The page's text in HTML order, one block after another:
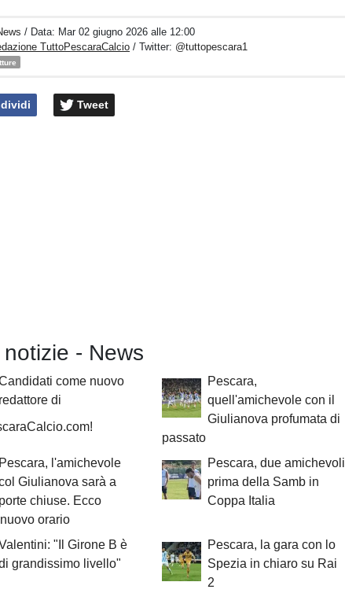
/ Data: Mar 02 giugno 2026 alle 12:00
TuttoPescaraCalcio / Twitter: @tuttopescara1
Tweet
- News
come nuovo
redattore di
Pescara,
quell'amichevole con il
Giulianova profumata di
passato
Pescara, l'amichevole
Giulianova sarà a
porte chiuse. Ecco
orario
Pescara, due amichevoli
prima della Samb in
Coppa Italia
"Il Girone B è
grandissimo livello"
Pescara, la gara con lo
Spezia in chiaro su Rai
2